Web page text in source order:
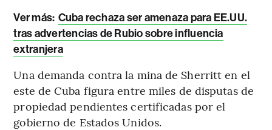
Ver más: Cuba rechaza ser amenaza para EE.UU.
tras advertencias de Rubio sobre influencia
extranjera
Una demanda contra la mina de Sherritt en el
este de Cuba figura entre miles de disputas de
propiedad pendientes certificadas por el
gobierno de Estados Unidos.